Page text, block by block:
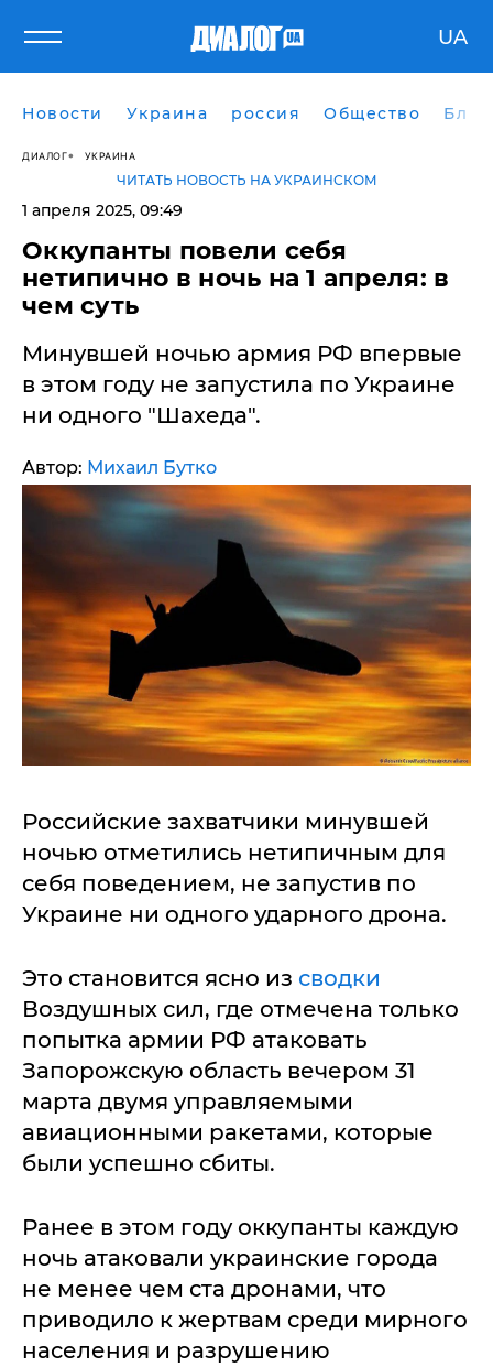
UA
Новости Украина россия Общество
ДИАЛОГ УКРАИНА
ЧИТАТЬ НОВОСТЬ НА УКРАИНСКОМ
1 апреля 2025, 09:49
Оккупанты повели себя
нетипично в ночь на 1 апреля: в
чем суть
Минувшей ночью армия РФ впервые
в этом году не запустила по Украине
ни одного "Шахеда".
Автор: Михаил Бутко
Российские захватчики минувшей
ночью отметились нетипичным для
себя поведением, не запустив по
Украине ни одного ударного дрона.
Это становится ясно из сводки
Воздушных сил, где отмечена только
попытка армии РФ атаковать
Запорожскую область вечером 31
марта двумя управляемыми
авиационными ракетами, которые
были успешно сбиты.
Ранее в этом году оккупанты каждую
ночь атаковали украинские города
не менее чем ста дронами, что
приводило к жертвам среди мирного
населения и разрушению